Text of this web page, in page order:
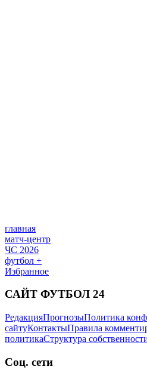
главная
матч-центр
ЧС 2026
футбол +
Избранное
САЙТ ФУТБОЛ 24
РедакцияПрогнозыПолитика
сайтуКонтактыПравила
политикаСтруктура
Соц. сети